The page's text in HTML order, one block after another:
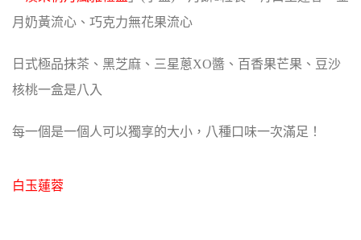
月奶黃流心、巧克力無花果流心
日式極品抹茶、黑芝麻、三星蔥XO醬、百香果芒果、豆沙
核桃一盒是八入
每一個是一個人可以獨享的大小，八種口味一次滿足！
白玉蓮蓉